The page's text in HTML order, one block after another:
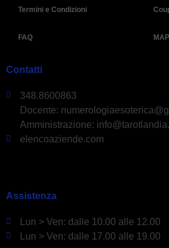
Termini e Condizioni
FAQ
Contatti
348.8600863
Docente:
Amministrazione:
elencoaziende.com
Assistenza
Lun > Ven: dalle 10.00 alle 12.00
Lun > Ven: dalle 17.00 alle 19.00